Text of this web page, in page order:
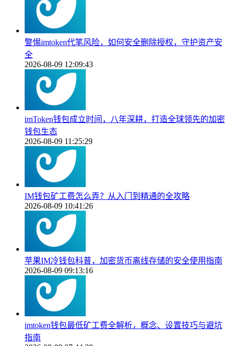
警惕imtoken代笔风险，如何安全删除授权，守护资产安
全
2026-08-09 12:09:43
imToken钱包成立时间，八年深耕，打造全球领先的加密
钱包生态
2026-08-09 11:25:29
IM钱包矿工费怎么弄？从入门到精通的全攻略
2026-08-09 10:41:26
苹果IM冷钱包科普，加密货币离线存储的安全使用指南
2026-08-09 09:13:16
imtoken钱包最低矿工费全解析，概念、设置技巧与避坑
指南